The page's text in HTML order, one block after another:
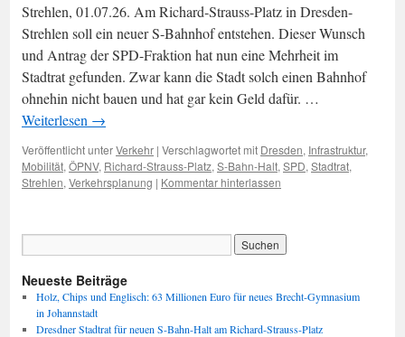
Strehlen, 01.07.26. Am Richard-Strauss-Platz in Dresden-
Strehlen soll ein neuer S-Bahnhof entstehen. Dieser Wunsch
und Antrag der SPD-Fraktion hat nun eine Mehrheit im
Stadtrat gefunden. Zwar kann die Stadt solch einen Bahnhof
ohnehin nicht bauen und hat gar kein Geld dafür. …
Weiterlesen →
Veröffentlicht unterVerkehr | Verschlagwortet mit Dresden, Infrastruktur,
Mobilität, ÖPNV, Richard-Strauss-Platz, S-Bahn-Halt, SPD, Stadtrat,
Strehlen, Verkehrsplanung | Kommentar hinterlassen
Neueste Beiträge
Holz, Chips und Englisch: 63 Millionen Euro für neues Brecht-Gymnasium
in Johannstadt
Dresdner Stadtrat für neuen S-Bahn-Halt am Richard-Strauss-Platz